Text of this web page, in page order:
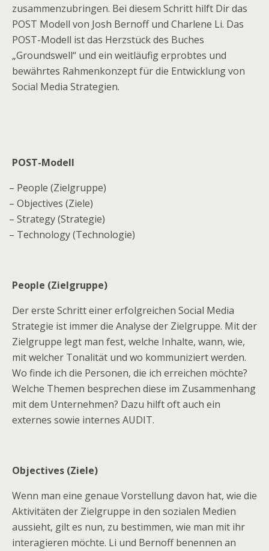
zusammenzubringen. Bei diesem Schritt hilft Dir das
POST Modell von Josh Bernoff und Charlene Li. Das
POST-Modell ist das Herzstück des Buches
„Groundswell“ und ein weitläufig erprobtes und
bewährtes Rahmenkonzept für die Entwicklung von
Social Media Strategien.
POST-Modell
– People (Zielgruppe)
– Objectives (Ziele)
– Strategy (Strategie)
– Technology (Technologie)
People (Zielgruppe)
Der erste Schritt einer erfolgreichen Social Media
Strategie ist immer die Analyse der Zielgruppe. Mit der
Zielgruppe legt man fest, welche Inhalte, wann, wie,
mit welcher Tonalität und wo kommuniziert werden.
Wo finde ich die Personen, die ich erreichen möchte?
Welche Themen besprechen diese im Zusammenhang
mit dem Unternehmen? Dazu hilft oft auch ein
externes sowie internes AUDIT.
Objectives (Ziele)
Wenn man eine genaue Vorstellung davon hat, wie die
Aktivitäten der Zielgruppe in den sozialen Medien
aussieht, gilt es nun, zu bestimmen, wie man mit ihr
interagieren möchte. Li und Bernoff benennen an